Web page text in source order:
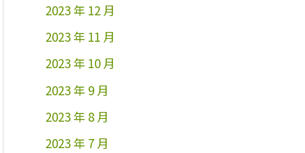
2023 年 12 月
2023 年 11 月
2023 年 10 月
2023 年 9 月
2023 年 8 月
2023 年 7 月